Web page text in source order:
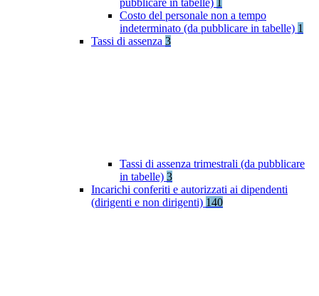
pubblicare in tabelle) 1
Costo del personale non a tempo
indeterminato (da pubblicare in tabelle) 1
Tassi di assenza 3
Tassi di assenza trimestrali (da pubblicare
in tabelle) 3
Incarichi conferiti e autorizzati ai dipendenti
(dirigenti e non dirigenti) 140